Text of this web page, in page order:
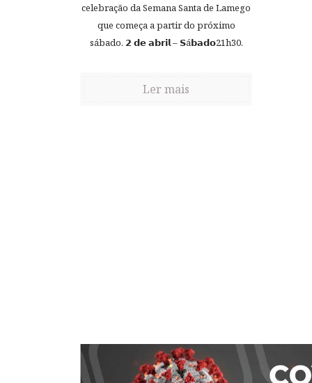
celebração da Semana Santa de Lamego
que começa a partir do próximo
sábado. 𝟮 𝗱𝗲 𝗮𝗯𝗿𝗶𝗹 – 𝗦á𝗯𝗮𝗱𝗼21h30.
Ler mais